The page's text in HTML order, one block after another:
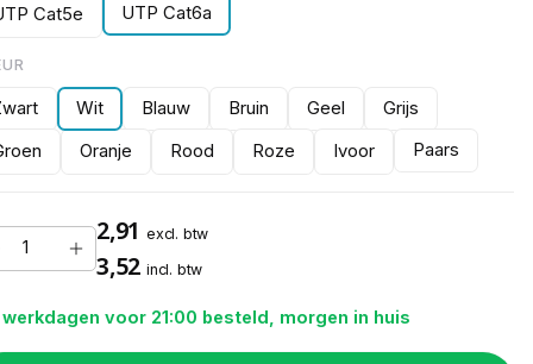
Cat5e UTP Cat6a
Wit Blauw Bruin Geel
Grijs
Oranje Rood Roze Ivoor Paars
2,91 excl. btw
3,52 incl. btw
werkdagen voor 21:00 besteld, morgen in huis